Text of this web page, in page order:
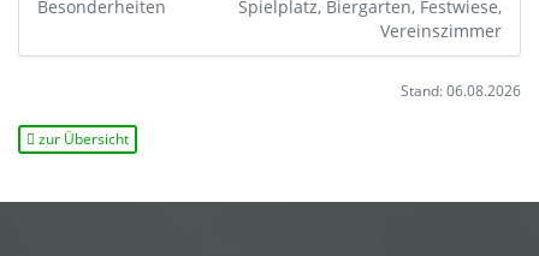
Besonderheiten
Spielplatz, Biergarten, Festwiese,
Vereinszimmer
Stand: 06.08.2026
zur Übersicht